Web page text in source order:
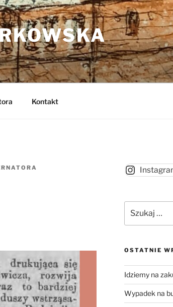
Kontakt
OSTATNIE
Idziemy na
Wypadek na